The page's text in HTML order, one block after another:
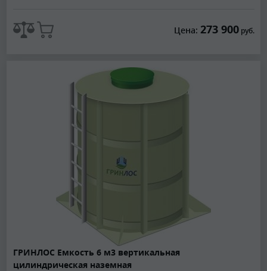
Цена: 273 900руб.
ГРИНЛОС Емкость 6 м3 вертикальная
цилиндрическая наземная